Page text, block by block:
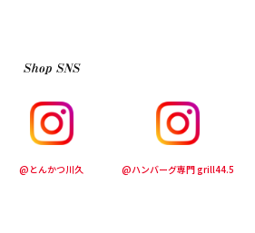
@とんかつ川久 @ハンバーグ専門 grill44.5